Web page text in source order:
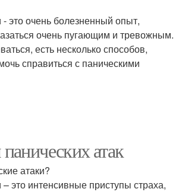
- это очень болезненный опыт,
очень пугающим и тревожным.
есть несколько способов,
справиться с паническими
атак
атаки?
это интенсивные приступы страха,